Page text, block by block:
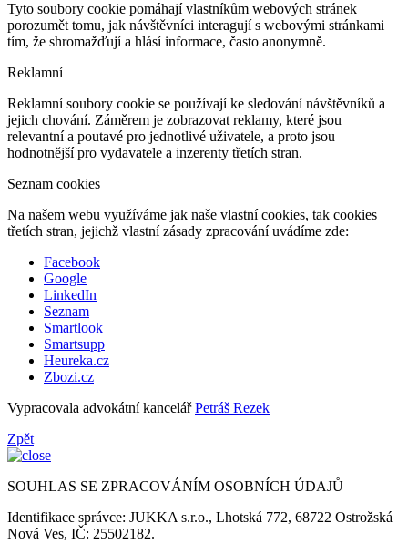
Tyto soubory cookie pomáhají vlastníkům webových stránek
porozumět tomu, jak návštěvníci interagují s webovými stránkami
tím, že shromažďují a hlásí informace, často anonymně.
Reklamní
Reklamní soubory cookie se používají ke sledování návštěvníků a
jejich chování. Záměrem je zobrazovat reklamy, které jsou
relevantní a poutavé pro jednotlivé uživatele, a proto jsou
hodnotnější pro vydavatele a inzerenty třetích stran.
Seznam cookies
Na našem webu využíváme jak naše vlastní cookies, tak cookies
třetích stran, jejichž vlastní zásady zpracování uvádíme zde:
Facebook
Google
LinkedIn
Seznam
Smartlook
Smartsupp
Heureka.cz
Zbozi.cz
Vypracovala advokátní kancelářPetráš Rezek
Zpět
SOUHLAS SE ZPRACOVÁNÍM OSOBNÍCH ÚDAJŮ
Identifikace správce: JUKKA s.r.o., Lhotská 772, 68722 Ostrožská
Nová Ves, IČ: 25502182.